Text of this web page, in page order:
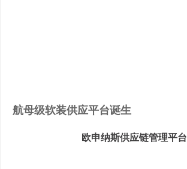
航母级软装供应平台诞生
欧申纳斯供应链管理平台